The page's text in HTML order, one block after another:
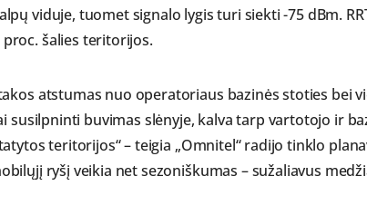
viduje, tuomet signalo lygis turi siekti -75 dBm.
proc. šalies teritorijos.
atstumas nuo operatoriaus bazinės stoties bei
susilpninti buvimas slėnyje, kalva tarp vartotojo ir
teritorijos“ – teigia „Omnitel“ radijo tinklo
ryšį veikia net sezoniškumas – sužaliavus